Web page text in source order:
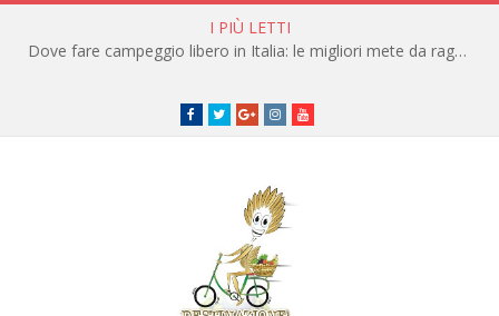
I PIÙ LETTI
Dove fare campeggio libero in Italia: le migliori mete da raggiungere in traghetto
Facebook
TwitterGoogle+instagramyoutube